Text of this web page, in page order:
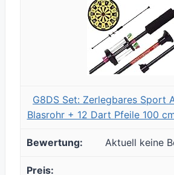
G8DS Set: Zerlegbares Sport
Blasrohr + 12 Dart Pfeile 100
Aktuell keine